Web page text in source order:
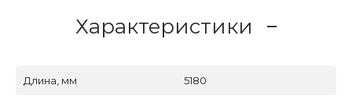
Характеристики
Длина, мм 5180